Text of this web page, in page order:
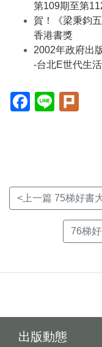
第109期至第
賀！《梁秉鈞
香港書獎
2002年政府出
-台北E世代生
Facebook(另
開
Line(另
開
<上一篇 75梯好書
76梯
出版動態